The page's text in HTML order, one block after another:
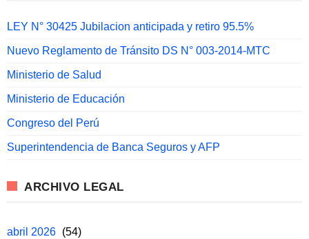
LEY N° 30425 Jubilacion anticipada y retiro 95.5%
Nuevo Reglamento de Tránsito DS N° 003-2014-MTC
Ministerio de Salud
Ministerio de Educación
Congreso del Perú
Superintendencia de Banca Seguros y AFP
ARCHIVO LEGAL
abril 2026 (54)